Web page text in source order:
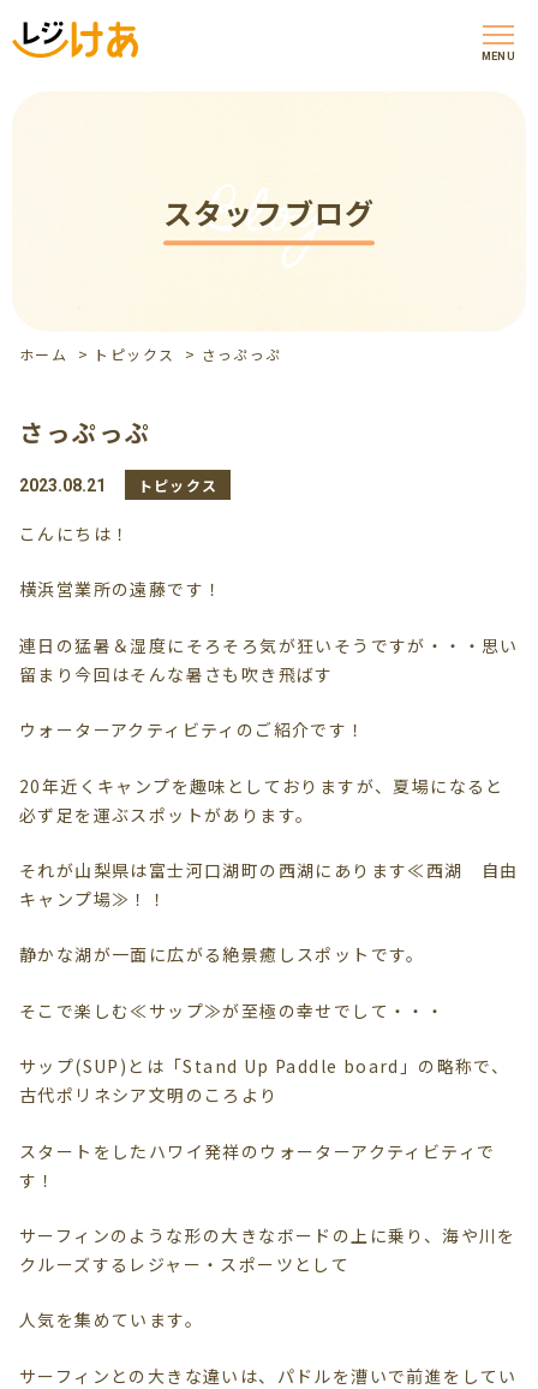
MENU
スタッフブログ
Blog
ホーム > トピックス > さっぷっぷ
さっぷっぷ
2023.08.21 トピックス
こんにちは！
横浜営業所の遠藤です！
連日の猛暑＆湿度にそろそろ気が狂いそうですが・・・思い
留まり今回はそんな暑さも吹き飛ばす
ウォーターアクティビティのご紹介です！
20年近くキャンプを趣味としておりますが、夏場になると
必ず足を運ぶスポットがあります。
それが山梨県は富士河口湖町の西湖にあります≪西湖 自由
キャンプ場≫！！
静かな湖が一面に広がる絶景癒しスポットです。
そこで楽しむ≪サップ≫が至極の幸せでして・・・
サップ(SUP)とは「Stand Up Paddle board」の略称で、
古代ポリネシア文明のころより
スタートをしたハワイ発祥のウォーターアクティビティで
す！
サーフィンのような形の大きなボードの上に乗り、海や川を
クルーズするレジャー・スポーツとして
人気を集めています。
サーフィンとの大きな違いは、パドルを漕いで前進をしてい